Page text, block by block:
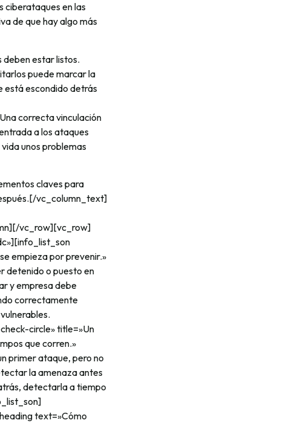
ciberataques en las
de que hay algo más
deben estar listos.
puede marcar la
está escondido detrás
correcta vinculación
a los ataques
unos problemas
claves para
vc_column_text]
vc_row][vc_row]
empieza por prevenir.»
detenido o puesto en
y empresa debe
correctamente
circle» title=»Un
que corren.»
primer ataque, pero no
la amenaza antes
detectarla a tiempo
text=»Cómo